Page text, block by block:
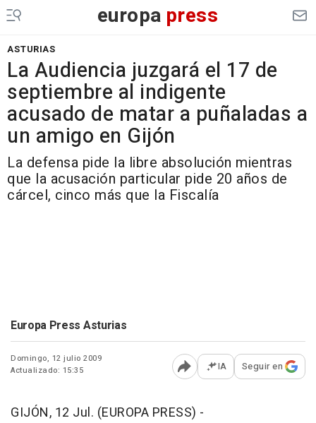
europa press
ASTURIAS
La Audiencia juzgará el 17 de
septiembre al indigente
acusado de matar a puñaladas a
un amigo en Gijón
La defensa pide la libre absolución mientras
que la acusación particular pide 20 años de
cárcel, cinco más que la Fiscalía
Europa Press Asturias
Domingo, 12 julio 2009
Actualizado: 15:35
Abrir opciones para
IA Seguir en
GIJÓN, 12 Jul. (EUROPA PRESS) -